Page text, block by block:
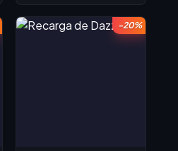
-20%